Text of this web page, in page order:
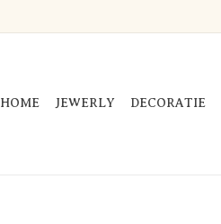
HOME JEWERLY DECORATIE